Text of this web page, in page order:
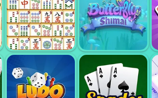
ペットコネクト ルド